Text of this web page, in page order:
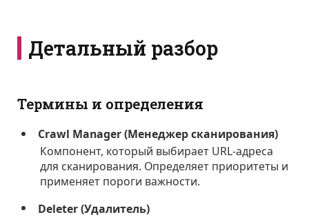
Детальный разбор
Термины и определения
Crawl Manager (Менеджер сканирования)
Компонент, который выбирает URL-адреса
для сканирования. Определяет приоритеты и
применяет пороги важности.
Deleter (Удалитель)